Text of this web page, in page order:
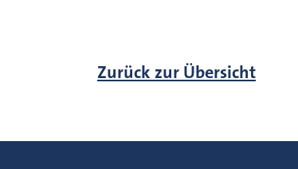
Zurück zur Übersicht